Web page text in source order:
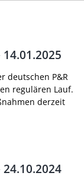
deutschen P&R
regulären Lauf.
derzeit